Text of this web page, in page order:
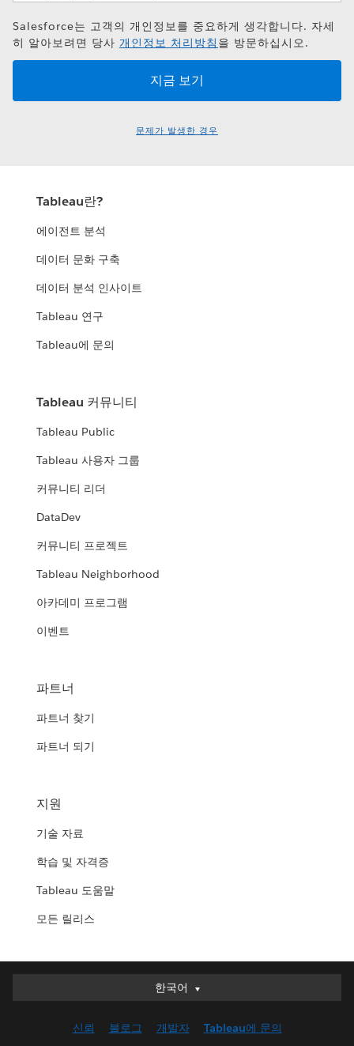
Salesforce는 고객의 개인정보를 중요하게 생각합니다. 자세
히 알아보려면 당사 개인정보 처리방침 을 방문하십시오.
문제가 발생한 경우
Tableau란?
에이전트 분석
데이터 문화 구축
데이터 분석 인사이트
Tableau 연구
Tableau에 문의
Tableau 커뮤니티
Tableau Public
Tableau 사용자 그룹
커뮤니티 리더
DataDev
커뮤니티 프로젝트
Tableau Neighborhood
아카데미 프로그램
이벤트
파트너
파트너 찾기
파트너 되기
지원
기술 자료
학습 및 자격증
Tableau 도움말
모든 릴리스
한국어
한국어
English (UK)
신뢰 블로그 개발자 Tableau에 문의